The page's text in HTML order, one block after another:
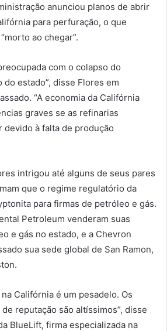
anunciou planos de abrir
para perfuração, o que
ao chegar”.
com o colapso do
estado”, disse Flores em
“A economia da Califórnia
graves se as refinarias
devido à falta de produção
intrigou até alguns de seus pares
que o regime regulatório da
para firmas de petróleo e gás.
Petroleum venderam suas
e gás no estado, e a Chevron
sua sede global de San Ramon,
Califórnia é um pesadelo. Os
reputação são altíssimos”, disse
BlueLift, firma especializada na